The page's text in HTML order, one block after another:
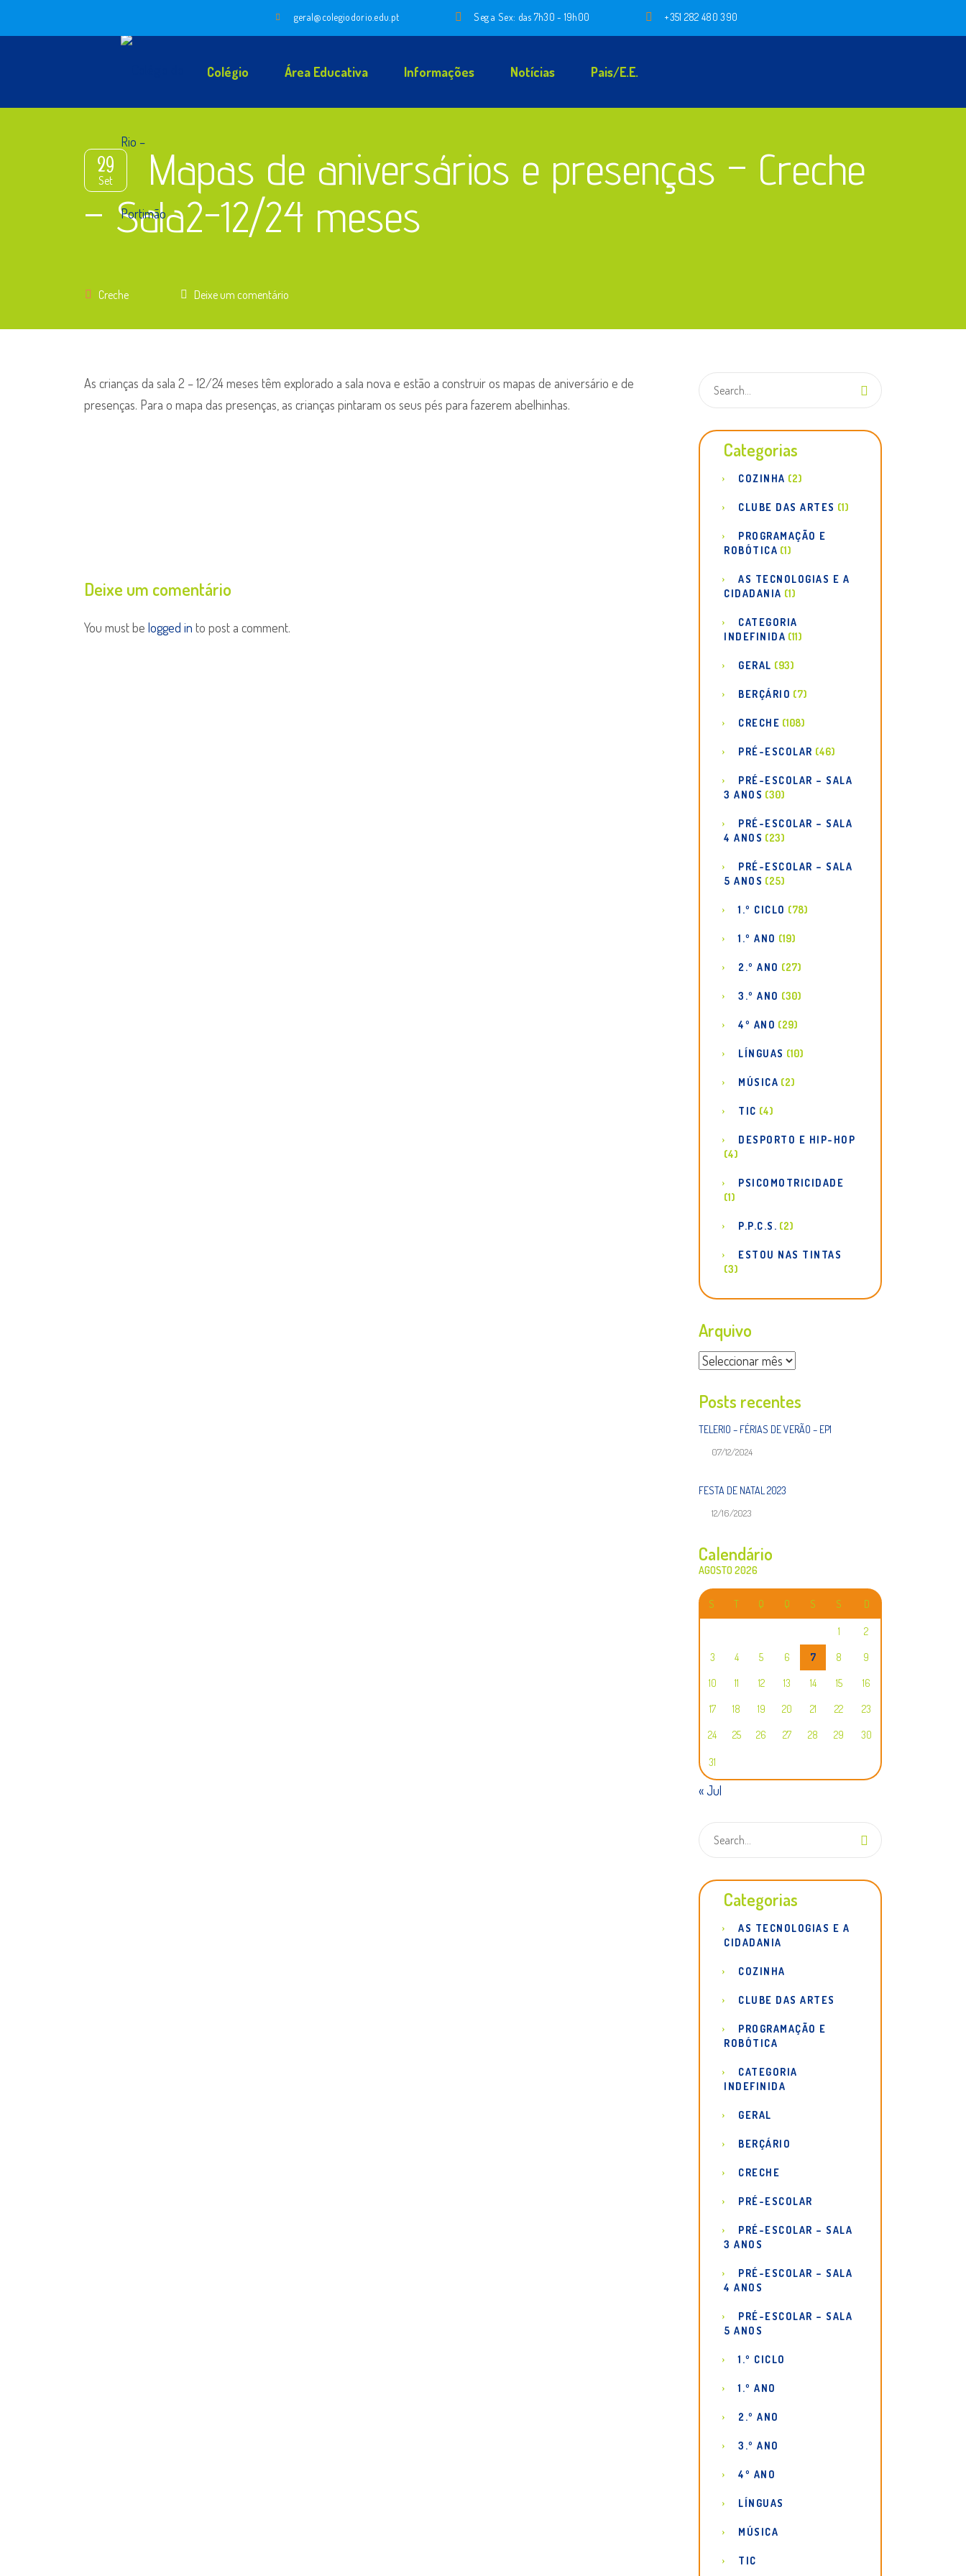
geral@colegiodorio.edu.pt Seg a Sex: das 7h30 - 19h00 +351 282 480 390
Colégio Área Educativa Informações Notícias Pais/E.E.
29
Set
Mapas de aniversários e presenças – Creche
– Sala2-12/24 meses
Creche Deixe um comentário
As crianças da sala 2 – 12/24 meses têm explorado a sala nova e estão a construir os mapas de aniversário e de
presenças. Para o mapa das presenças, as crianças pintaram os seus pés para fazerem abelhinhas.
Deixe um comentário
You must be logged in to post a comment.
Categorias
COZINHA (2)
CLUBE DAS ARTES (1)
PROGRAMAÇÃO E
ROBÓTICA (1)
AS TECNOLOGIAS E A
CIDADANIA (1)
CATEGORIA
INDEFINIDA (11)
GERAL (93)
BERÇÁRIO (7)
CRECHE (108)
PRÉ-ESCOLAR (46)
PRÉ-ESCOLAR – SALA
3 ANOS (30)
PRÉ-ESCOLAR – SALA
4 ANOS (23)
PRÉ-ESCOLAR – SALA
5 ANOS (25)
1.º CICLO (78)
1.º ANO (19)
2.º ANO (27)
3.º ANO (30)
4º ANO (29)
LÍNGUAS (10)
MÚSICA (2)
TIC (4)
DESPORTO E HIP-HOP
(4)
PSICOMOTRICIDADE
(1)
P.P.C.S. (2)
ESTOU NAS TINTAS
(3)
Arquivo
Arquivo
Posts recentes
TELERIO – FÉRIAS DE VERÃO – EP1
07/12/2024
FESTA DE NATAL 2023
12/16/2023
Calendário
AGOSTO 2026
S T Q Q S S D
1 2
3 4 5 6 7 8 9
10 11 12 13 14 15 16
17 18 19 20 21 22 23
24 25 26 27 28 29 30
31
« Jul
Categorias
AS TECNOLOGIAS E A
CIDADANIA
COZINHA
CLUBE DAS ARTES
PROGRAMAÇÃO E
ROBÓTICA
CATEGORIA
INDEFINIDA
GERAL
BERÇÁRIO
CRECHE
PRÉ-ESCOLAR
PRÉ-ESCOLAR – SALA
3 ANOS
PRÉ-ESCOLAR – SALA
4 ANOS
PRÉ-ESCOLAR – SALA
5 ANOS
1.º CICLO
1.º ANO
2.º ANO
3.º ANO
4º ANO
LÍNGUAS
MÚSICA
TIC